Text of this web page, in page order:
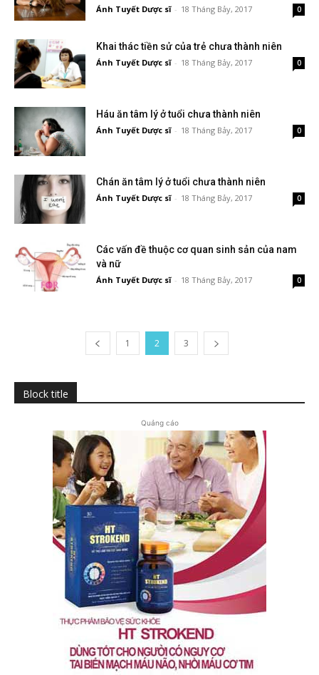
Ánh Tuyết Dược sĩ - 18 Tháng Bảy, 2017 0
Khai thác tiền sử của trẻ chưa thành niên
Ánh Tuyết Dược sĩ - 18 Tháng Bảy, 2017 0
Háu ăn tâm lý ở tuổi chưa thành niên
Ánh Tuyết Dược sĩ - 18 Tháng Bảy, 2017 0
Chán ăn tâm lý ở tuổi chưa thành niên
Ánh Tuyết Dược sĩ - 18 Tháng Bảy, 2017 0
Các vấn đề thuộc cơ quan sinh sản của nam
và nữ
Ánh Tuyết Dược sĩ - 18 Tháng Bảy, 2017 0
1 2 3
Block title
Quảng cáo